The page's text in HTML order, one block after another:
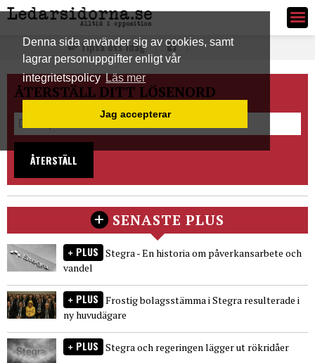
Denna sida använder sig av cookies, samt
lagrar personuppgifter enligt vår
integritetspolicyLäs mer
Jag accepterar
Ledarsidorna.se
Tipsa oss idag
ÅTERSTÄLL DITT LÖSENORD
ÅTERSTÄLL
SENASTE PLUS
PLUS Stegra - En historia om påverkansarbete och
vandel
PLUS Frostig bolagsstämma i Stegra resulterade i
ny huvudägare
PLUS Stegra och regeringen lägger ut rökridåer